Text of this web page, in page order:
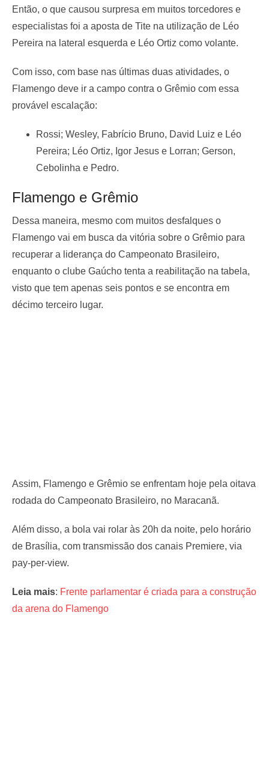
Então, o que causou surpresa em muitos torcedores e
especialistas foi a aposta de Tite na utilização de Léo
Pereira na lateral esquerda e Léo Ortiz como volante.
Com isso, com base nas últimas duas atividades, o
Flamengo deve ir a campo contra o Grêmio com essa
provável escalação:
Rossi; Wesley, Fabrício Bruno, David Luiz e Léo
Pereira; Léo Ortiz, Igor Jesus e Lorran; Gerson,
Cebolinha e Pedro.
Flamengo e Grêmio
Dessa maneira, mesmo com muitos desfalques o
Flamengo vai em busca da vitória sobre o Grêmio para
recuperar a liderança do Campeonato Brasileiro,
enquanto o clube Gaúcho tenta a reabilitação na tabela,
visto que tem apenas seis pontos e se encontra em
décimo terceiro lugar.
Assim, Flamengo e Grêmio se enfrentam hoje pela oitava
rodada do Campeonato Brasileiro, no Maracanã.
Além disso, a bola vai rolar às 20h da noite, pelo horário
de Brasília, com transmissão dos canais Premiere, via
pay-per-view.
Leia mais: Frente parlamentar é criada para a construção
da arena do Flamengo